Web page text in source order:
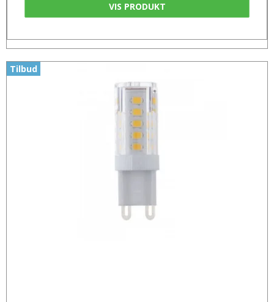
VIS PRODUKT
Tilbud